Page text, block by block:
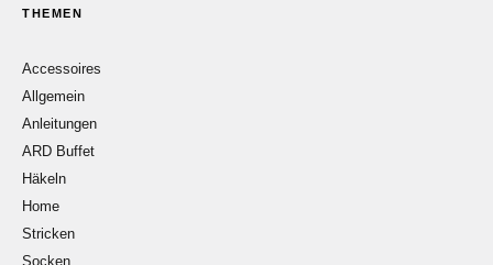
THEMEN
Accessoires
Allgemein
Anleitungen
ARD Buffet
Häkeln
Home
Stricken
Socken